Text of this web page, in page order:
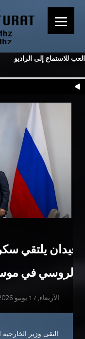
العب للاستماع إلى الراديو
فيدان يلتقي
الروسي في
الأربعاء, 17 يونيو 2026
التقى وزير الخارجية